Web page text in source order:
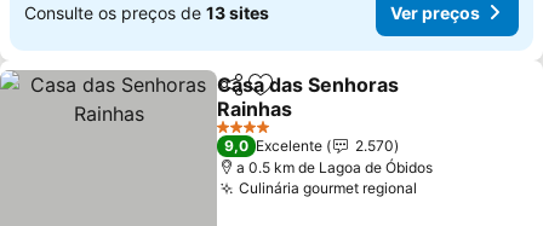
Consulte os preços de 13 sites Ver preços
PartilharAdicionar aos favoritos
Casa das Senhoras
Rainhas
4 Estrelas
9,0 Excelente
2.570
a 0.5 km de Lagoa de Óbidos
Culinária gourmet regional